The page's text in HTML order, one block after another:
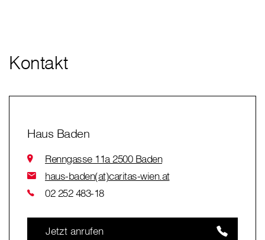
Kontakt
Haus Baden
Renngasse 11a 2500 Baden
haus-baden(at)caritas-wien.at
02 252 483-18
Jetzt anrufen